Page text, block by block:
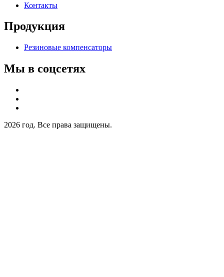
Контакты
Продукция
Резиновые компенсаторы
Мы в соцсетях
2026 год. Все права защищены.